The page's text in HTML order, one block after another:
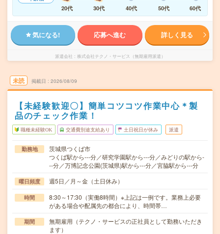
20代
30代 40代 50代 60代
気になる! 応募へ進む 詳しく見る
派遣会社 株式会社テクノ・サービス（無期雇用派遣）
未読 掲載日 2026/08/09
【未経験歓迎〇】簡単コツコツ作業中心＊製
品のチェック作業！
職種未経験OK 交通費別途支給あり 土日祝日が休み 派遣
勤務地
茨城県つくば市
つくば駅から---分／研究学園駅から---分／みどりの駅から-
--分／万博記念公園(茨城県)駅から---分／宮脇駅から---分
曜日頻度 週5日／月～金（土日休み）
時間
8:30～17:30（実働8時間）※上記は一例です。業務上必要
がある場合や配属先の都合により、時間帯…
期間
無期雇用（テクノ・サービスの正社員として勤務いただき
ます）